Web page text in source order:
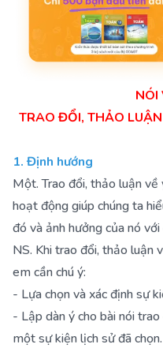
NÓI
TRAO ĐỔI, THẢO
1. Định hướng
Một. Trao đổi, thảo luận
hoạt động giúp chúng ta
đó và ảnh hưởng của nó
NS. Khi trao đổi, thảo luận
em cần chú ý:
- Lựa chọn và xác định sự
- Lập dàn ý cho bài nói
một sự kiện lịch sử đã chọn.